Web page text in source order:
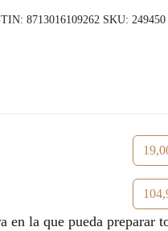
8713016109262 SKU:249450
la que pueda preparar